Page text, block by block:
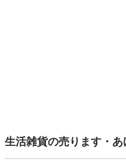
生活雑貨の売ります・